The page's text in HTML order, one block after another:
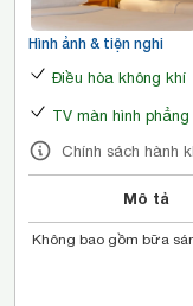
Hình ảnh & tiện nghi
Điều hòa không khí
TV màn hình phẳng
Chính sách hành
Mô tả
Không bao gồm bữa